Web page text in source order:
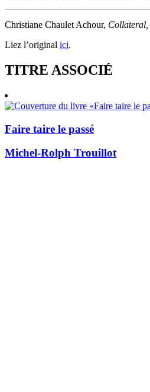
Christiane Chaulet Achour, Collateral,
Liez l’original ici.
TITRE ASSOCIÉ
Faire taire le passé
Michel-Rolph Trouillot